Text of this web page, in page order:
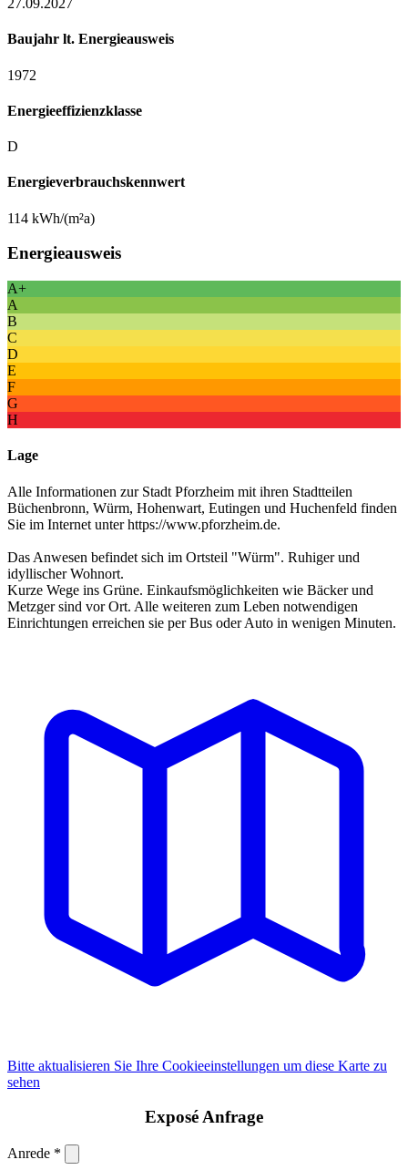
27.09.2027
Baujahr lt. Energieausweis
1972
Energieeffizienzklasse
D
Energieverbrauchskennwert
114 kWh/(m²a)
Energieausweis
A+
A
B
C
D
E
F
G
H
Lage
Alle Informationen zur Stadt Pforzheim mit ihren Stadtteilen
Büchenbronn, Würm, Hohenwart, Eutingen und Huchenfeld finden
Sie im Internet unter https://www.pforzheim.de.
Das Anwesen befindet sich im Ortsteil "Würm". Ruhiger und
idyllischer Wohnort.
Kurze Wege ins Grüne. Einkaufsmöglichkeiten wie Bäcker und
Metzger sind vor Ort. Alle weiteren zum Leben notwendigen
Einrichtungen erreichen sie per Bus oder Auto in wenigen Minuten.
Bitte aktualisieren Sie Ihre Cookieeinstellungen um diese Karte zu
sehen
Exposé Anfrage
Anrede *